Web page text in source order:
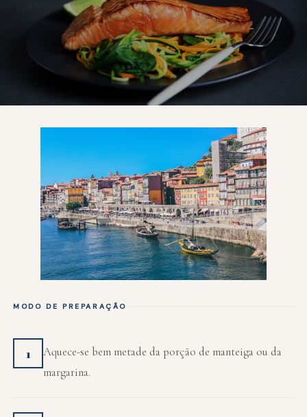
MODO DE PREPARAÇÃO
1
Aquece-se bem metade da porção de manteiga ou da
margarina.